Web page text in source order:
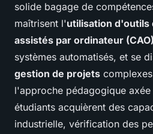
solide bagage de
maîtrisent l'utilisation d'outils
assistés par ordinateur (CAO)
systèmes automatisés, et se
gestion de projets
l'approche pédagogique
étudiants acquièrent des
industrielle, vérification des